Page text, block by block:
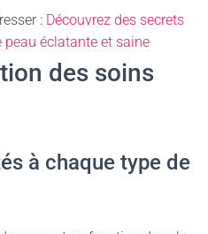
: Découvrez des secrets
peau éclatante et saine
des soins
à chaque type de